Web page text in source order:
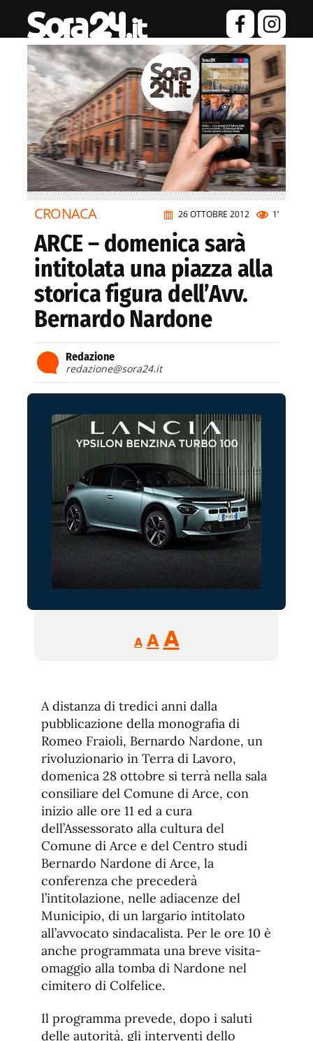
26 OTTOBRE 2012 1’
CRONACA
ARCE – domenica sarà
intitolata una piazza alla
storica figura dell’Avv.
Bernardo Nardone
Redazione
redazione@sora24.it
A
Reducir
tamaño
A Restablecer
fuente
AAumentar
de
fuente.
A distanza di tredici anni dalla
pubblicazione della monografia di
Romeo Fraioli, Bernardo Nardone, un
rivoluzionario in Terra di Lavoro,
domenica 28 ottobre si terrà nella sala
consiliare del Comune di Arce, con
inizio alle ore 11 ed a cura
dell’Assessorato alla cultura del
Comune di Arce e del Centro studi
Bernardo Nardone di Arce, la
conferenza che precederà
l’intitolazione, nelle adiacenze del
Municipio, di un largario intitolato
all’avvocato sindacalista. Per le ore 10 è
anche programmata una breve visita-
omaggio alla tomba di Nardone nel
cimitero di Colfelice.
Il programma prevede, dopo i saluti
delle autorità, gli interventi dello